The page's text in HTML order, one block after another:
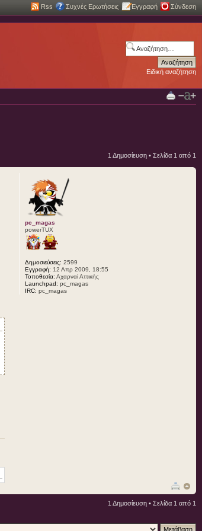
Rss Συχνές Ερωτήσεις Εγγραφή Σύνδεση
Ειδική αναζήτηση
1 Δημοσίευση • Σελίδα 1 από 1
pc_magas
powerTUX
Δημοσιεύσεις: 2599
Εγγραφή: 12 Απρ 2009, 18:55
Τοποθεσία: Αχαρναί Αττικής
Launchpad: pc_magas
IRC: pc_magas
1 Δημοσίευση • Σελίδα 1 από 1